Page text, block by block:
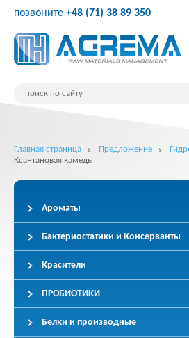
позвоните +48 (71) 38 89 350
Главная страница Предложение
Ксантановая камедь
Ароматы
Бактериостатики и Консерванты
Красители
ПРОБИОТИКИ
Белки и производные